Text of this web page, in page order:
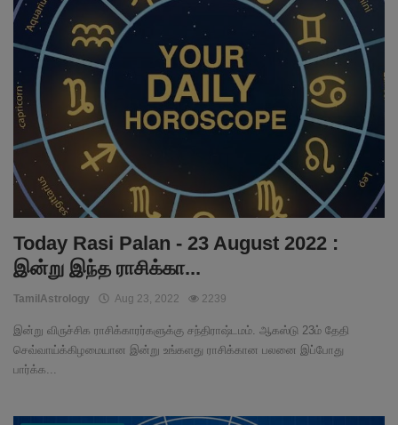
Today Rasi Palan - 23 August 2022 :
இன்று இந்த ராசிக்கா...
TamilAstrology Aug 23, 2022 2239
இன்று விருச்சிக ராசிக்காரர்களுக்கு சந்திராஷ்டமம். ஆகஸ்டு 23ம் தேதி
செவ்வாய்க்கிழமையான இன்று உங்களது ராசிக்கான பலனை இப்போது
பார்க்க...